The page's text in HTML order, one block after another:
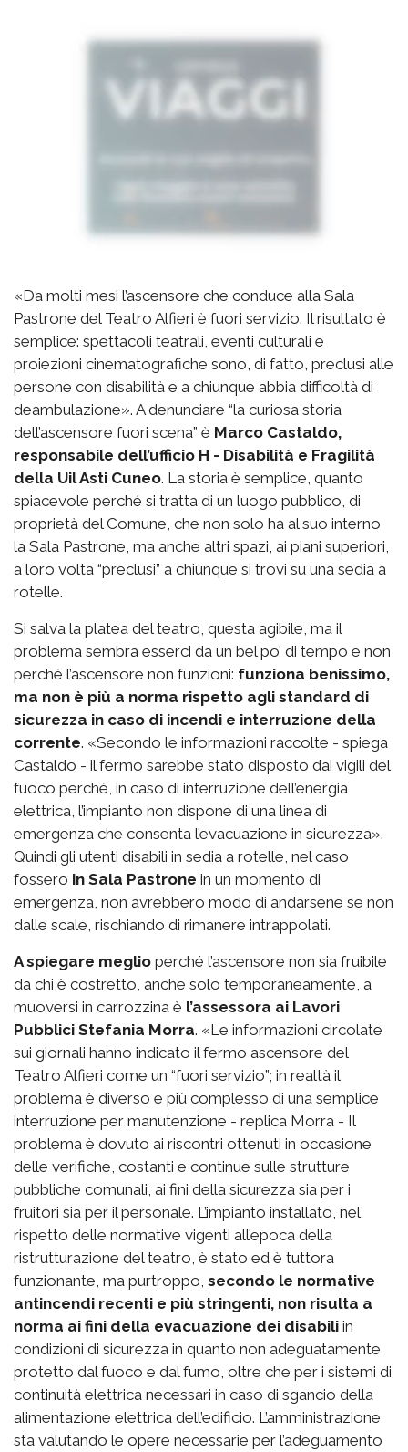
«Da molti mesi l’ascensore che conduce alla Sala
Pastrone del Teatro Alfieri è fuori servizio. Il risultato è
semplice: spettacoli teatrali, eventi culturali e
proiezioni cinematografiche sono, di fatto, preclusi alle
persone con disabilità e a chiunque abbia difficoltà di
deambulazione». A denunciare “la curiosa storia
dell’ascensore fuori scena” è Marco Castaldo,
responsabile dell’ufficio H - Disabilità e Fragilità
della Uil Asti Cuneo. La storia è semplice, quanto
spiacevole perché si tratta di un luogo pubblico, di
proprietà del Comune, che non solo ha al suo interno
la Sala Pastrone, ma anche altri spazi, ai piani superiori,
a loro volta “preclusi” a chiunque si trovi su una sedia a
rotelle.
Si salva la platea del teatro, questa agibile, ma il
problema sembra esserci da un bel po’ di tempo e non
perché l’ascensore non funzioni: funziona benissimo,
ma non è più a norma rispetto agli standard di
sicurezza in caso di incendi e interruzione della
corrente. «Secondo le informazioni raccolte - spiega
Castaldo - il fermo sarebbe stato disposto dai vigili del
fuoco perché, in caso di interruzione dell’energia
elettrica, l’impianto non dispone di una linea di
emergenza che consenta l’evacuazione in sicurezza».
Quindi gli utenti disabili in sedia a rotelle, nel caso
fossero in Sala Pastrone in un momento di
emergenza, non avrebbero modo di andarsene se non
dalle scale, rischiando di rimanere intrappolati.
A spiegare meglio perché l’ascensore non sia fruibile
da chi è costretto, anche solo temporaneamente, a
muoversi in carrozzina è l’assessora ai Lavori
Pubblici Stefania Morra. «Le informazioni circolate
sui giornali hanno indicato il fermo ascensore del
Teatro Alfieri come un “fuori servizio”; in realtà il
problema è diverso e più complesso di una semplice
interruzione per manutenzione - replica Morra - Il
problema è dovuto ai riscontri ottenuti in occasione
delle verifiche, costanti e continue sulle strutture
pubbliche comunali, ai fini della sicurezza sia per i
fruitori sia per il personale. L’impianto installato, nel
rispetto delle normative vigenti all’epoca della
ristrutturazione del teatro, è stato ed è tuttora
funzionante, ma purtroppo, secondo le normative
antincendi recenti e più stringenti, non risulta a
norma ai fini della evacuazione dei disabili in
condizioni di sicurezza in quanto non adeguatamente
protetto dal fuoco e dal fumo, oltre che per i sistemi di
continuità elettrica necessari in caso di sgancio della
alimentazione elettrica dell’edificio. L’amministrazione
sta valutando le opere necessarie per l’adeguamento